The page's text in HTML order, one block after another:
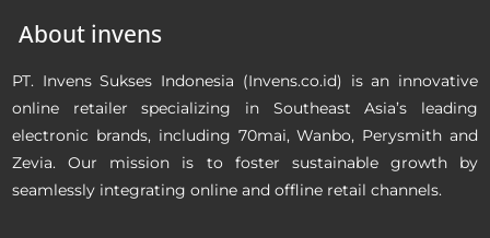
About invens
PT. Invens Sukses Indonesia (Invens.co.id) is an innovative
online retailer specializing in Southeast Asia’s leading
electronic brands, including 70mai, Wanbo, Perysmith and
Zevia. Our mission is to foster sustainable growth by
seamlessly integrating online and offline retail channels.